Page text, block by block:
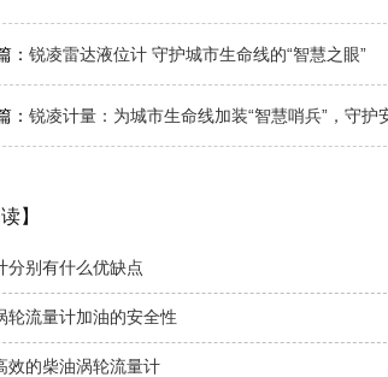
： 锐凌雷达液位计 守护城市生命线的“智慧之眼”
： 锐凌计量：为城市生命线加装“智慧哨兵”，守护
】
分别有什么优缺点
轮流量计加油的安全性
效的柴油涡轮流量计